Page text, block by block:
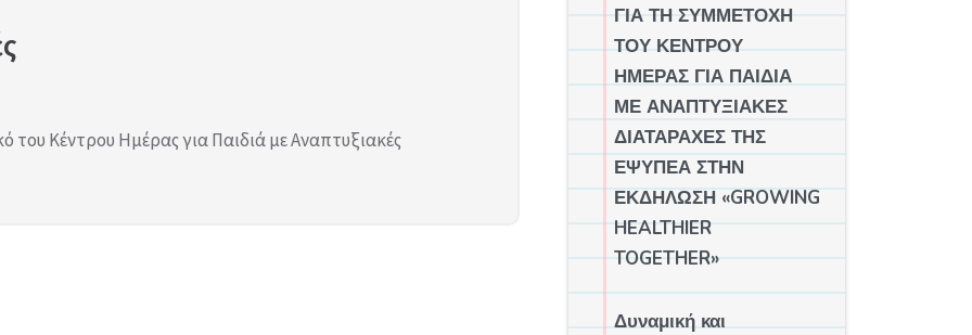
του Κέντρου Ημέρας για Παιδιά με Αναπτυξιακές
ΓΙΑ ΤΗ ΣΥΜΜΕΤΟΧΗ
ΤΟΥ ΚΕΝΤΡΟΥ
ΗΜΕΡΑΣ ΓΙΑ ΠΑΙΔΙΑ
ΜΕ ΑΝΑΠΤΥΞΙΑΚΕΣ
ΔΙΑΤΑΡΑΧΕΣ ΤΗΣ
ΕΨΥΠΕΑ ΣΤΗΝ
ΕΚΔΗΛΩΣΗ «GROWING
HEALTHIER
TOGETHER»
Δυναμική και